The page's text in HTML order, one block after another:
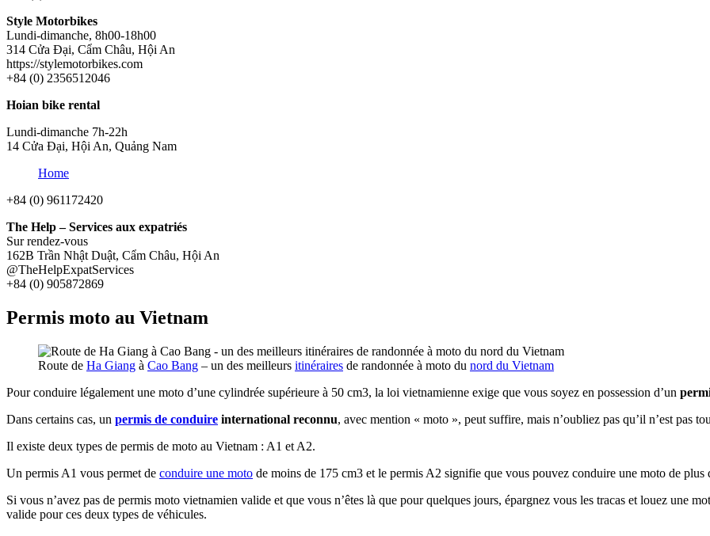
Style Motorbikes
Lundi-dimanche, 8h00-18h00
314 Cửa Đại, Cẩm Châu, Hội An
https://stylemotorbikes.com
+84 (0) 2356512046
Hoian bike rental
Lundi-dimanche 7h-22h
14 Cửa Đại, Hội An, Quảng Nam
Home
+84 (0) 961172420
The Help – Services aux expatriés
Sur rendez-vous
162B Trần Nhật Duật, Cẩm Châu, Hội An
@TheHelpExpatServices
+84 (0) 905872869
Permis moto au Vietnam
Route de Ha Giang à Cao Bang – un des meilleurs itinéraires de randonnée à moto du nord du Vietnam
Pour conduire légalement une moto d’une cylindrée supérieure à 50 cm3, la loi vietnamienne exige que vous soyez en possession d’un
Dans certains cas, un permis de conduire international reconnu, avec mention « moto », peut suffire, mais n’oubliez pas qu’il n’est pas
Il existe deux types de permis de moto au Vietnam : A1 et A2.
Un permis A1 vous permet de conduire une moto de moins de 175 cm3 et le permis A2 signifie que vous pouvez conduire une moto de plus
Si vous n’avez pas de permis moto vietnamien valide et que vous n’êtes là que pour quelques jours, épargnez vous les tracas et louez une
valide pour ces deux types de véhicules.